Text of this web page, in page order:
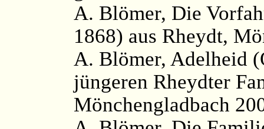
A. Blömer, Die
1868) aus Rheydt,
A. Blömer, Adelheid
jüngeren Rheydter
Mönchengladbach